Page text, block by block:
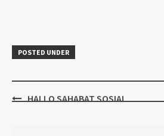
POSTED UNDER
PostHALLO SAHABAT SOSIAL